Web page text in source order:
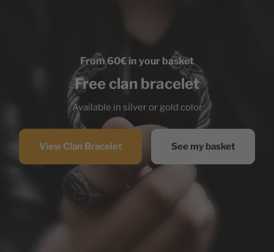
From 60€ in your basket
Free clan bracelet
Available in silver or gold color
View Clan Bracelet See my basket